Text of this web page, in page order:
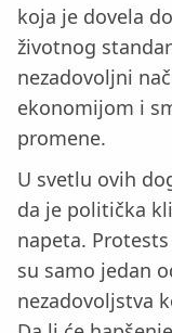
koja je dovela
životnog
nezadovoljni
ekonomijom i
promene.
U svetlu ovih
da je politička
napeta.
su samo jedan
nezadovoljstva